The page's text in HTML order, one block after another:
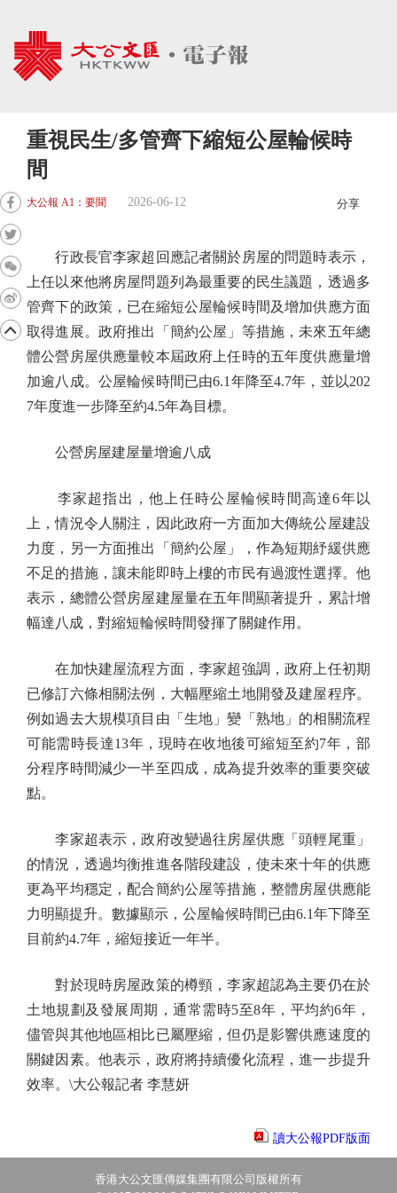
重視民生/多管齊下縮短公屋輪候時
間
大公報 A1：要聞 2026-06-12 分享
行政長官李家超回應記者關於房屋的問題時表示，
上任以來他將房屋問題列為最重要的民生議題，透過多
管齊下的政策，已在縮短公屋輪候時間及增加供應方面
取得進展。政府推出「簡約公屋」等措施，未來五年總
體公營房屋供應量較本屆政府上任時的五年度供應量增
加逾八成。公屋輪候時間已由6.1年降至4.7年，並以202
7年度進一步降至約4.5年為目標。
公營房屋建屋量增逾八成
李家超指出，他上任時公屋輪候時間高達6年以
上，情況令人關注，因此政府一方面加大傳統公屋建設
力度，另一方面推出「簡約公屋」，作為短期紓緩供應
不足的措施，讓未能即時上樓的市民有過渡性選擇。他
表示，總體公營房屋建屋量在五年間顯著提升，累計增
幅達八成，對縮短輪候時間發揮了關鍵作用。
在加快建屋流程方面，李家超強調，政府上任初期
已修訂六條相關法例，大幅壓縮土地開發及建屋程序。
例如過去大規模項目由「生地」變「熟地」的相關流程
可能需時長達13年，現時在收地後可縮短至約7年，部
分程序時間減少一半至四成，成為提升效率的重要突破
點。
李家超表示，政府改變過往房屋供應「頭輕尾重」
的情況，透過均衡推進各階段建設，使未來十年的供應
更為平均穩定，配合簡約公屋等措施，整體房屋供應能
力明顯提升。數據顯示，公屋輪候時間已由6.1年下降至
目前約4.7年，縮短接近一年半。
對於現時房屋政策的樽頸，李家超認為主要仍在於
土地規劃及發展周期，通常需時5至8年，平均約6年，
儘管與其他地區相比已屬壓縮，但仍是影響供應速度的
關鍵因素。他表示，政府將持續優化流程，進一步提升
效率。\大公報記者 李慧妍
讀大公報PDF版面
香港大公文匯傳媒集團有限公司版權所有